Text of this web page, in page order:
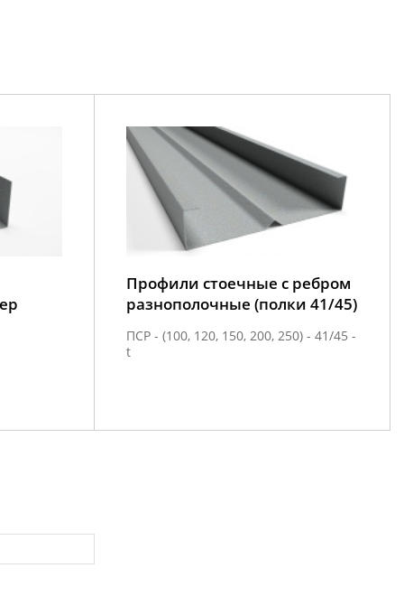
Профили стоечные с ребром
разнополочные (полки 41/45)
ПСР - (100, 120, 150, 200, 250) - 41/45 -
t